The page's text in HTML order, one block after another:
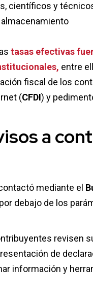
científicos y
tasas efectivas
entre
fiscal de los
(CFDI) y
a
mediante el
debajo de los
revisen
de
información y